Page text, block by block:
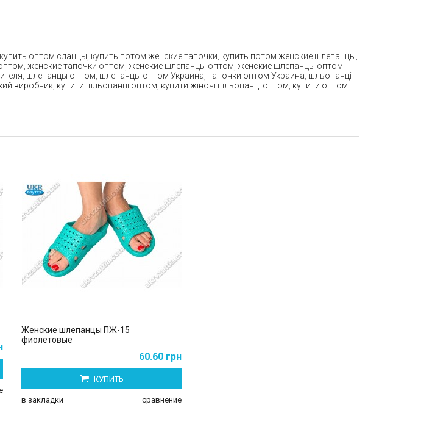
купить оптом сланцы купить потом женские тапочки купить потом женские шлепанцы
женские тапочки оптом женские шлепанцы оптом женские шлепанцы оптом
шлепанцы оптом шлепанцы оптом Украина тапочки оптом Украина шльопанці
виробник купити шльопанці оптом купити жіночі шльопанці оптом купити оптом
Женские шлепанцы ПЖ-15
фиолетовые
60.60 грн
КУПИТЬ
в закладки сравнение